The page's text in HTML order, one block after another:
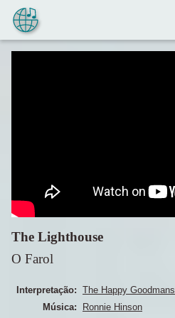
Pular para o conteúdo
The Lighthouse
O Farol
Interpretação: The Happy Goodmans
Música:
Ronnie Hinson